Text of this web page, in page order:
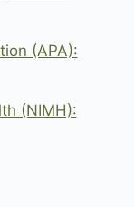
(APA):
(NIMH):